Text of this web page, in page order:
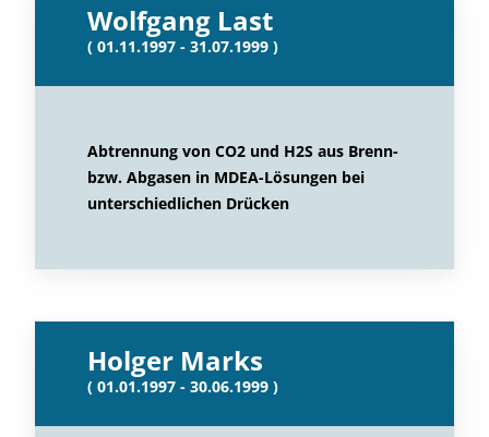
Wolfgang Last
( 01.11.1997 - 31.07.1999 )
Abtrennung von CO2 und H2S aus Brenn-
bzw. Abgasen in MDEA-Lösungen bei
unterschiedlichen Drücken
Holger Marks
( 01.01.1997 - 30.06.1999 )